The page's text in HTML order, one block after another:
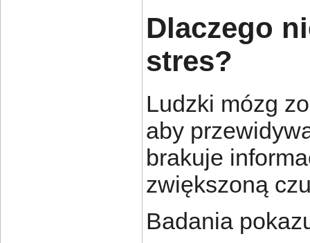
Dlaczego
stres?
Ludzki mózg
aby
brakuje
zwiększoną
Badania